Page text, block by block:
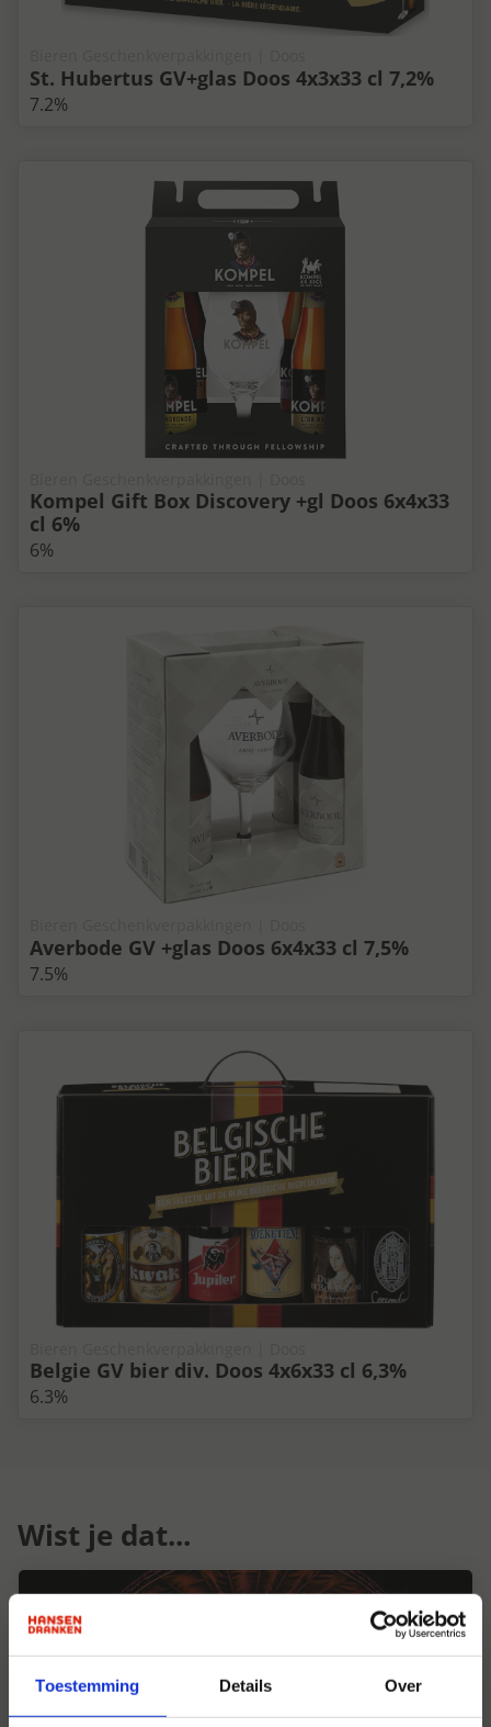
Toestemming Details Over
St. Hubertus GV+glas Doos 4x3x33 cl 7,2%
7.2%
Kompel Gift Box Discovery +gl Doos 6x4x33
cl 6%
6%
Averbode GV +glas Doos 6x4x33 cl 7,5%
7.5%
Belgie GV bier div. Doos 4x6x33 cl 6,3%
6.3%
Wist je dat...